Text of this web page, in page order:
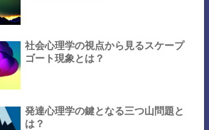
社会心理学の視点から見るスケープ
ゴート現象とは？
発達心理学の鍵となる三つ山問題と
は？